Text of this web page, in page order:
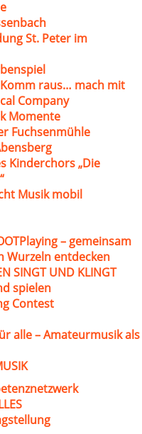
St. Peter im
raus… mach mit
Company
Momente
Fuchsenmühle
Kinderchors „Die
Musik mobil
– gemeinsam
Wurzeln entdecken
SINGT UND KLINGT
spielen
Contest
alle – Amateurmusik als